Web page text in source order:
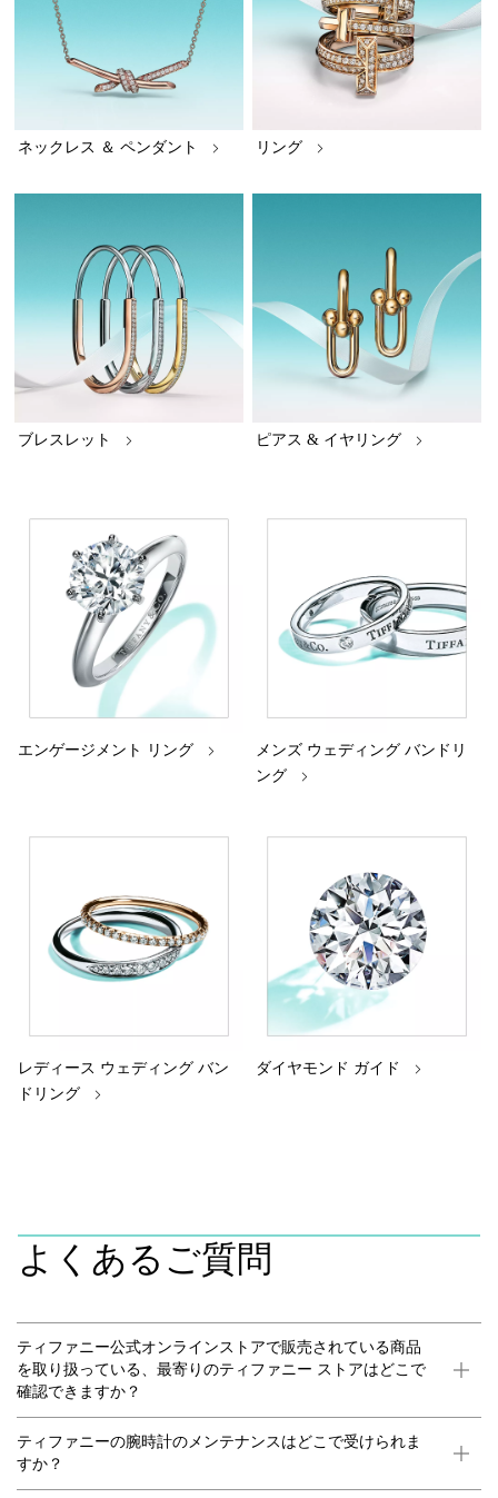
ネックレス ＆ ペンダント リング
ブレスレット ピアス & イヤリング
エンゲージメント リング
メンズ ウェディング バンドリ
ング
レディース ウェディング バン
ドリング
ダイヤモンド ガイド
よくあるご質問
ティファニー公式オンラインストアで販売されている商品
を取り扱っている、最寄りのティファニー ストアはどこで
確認できますか？
ティファニーの腕時計のメンテナンスはどこで受けられま
すか？